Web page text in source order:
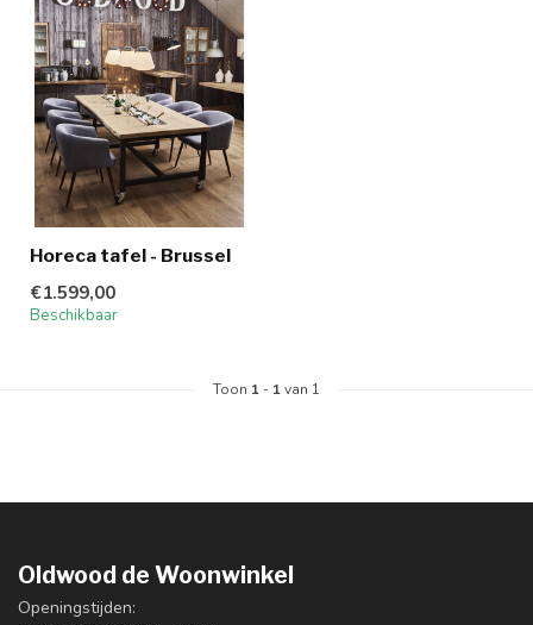
Horeca tafel - Brussel
€1.599,00
Beschikbaar
Toon 1 - 1van 1
Oldwood de Woonwinkel
Openingstijden: